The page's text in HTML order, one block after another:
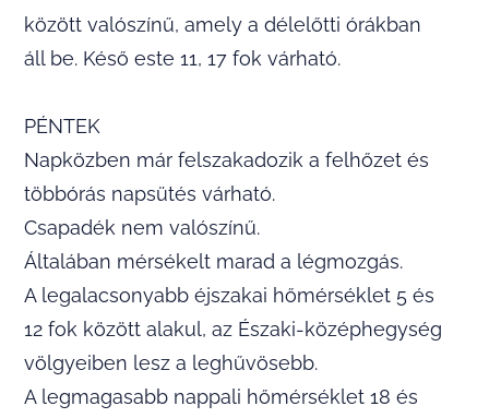
között valószínű, amely a délelőtti órákban
áll be. Késő este 11, 17 fok várható.
PÉNTEK
Napközben már felszakadozik a felhőzet és
többórás napsütés várható.
Csapadék nem valószínű.
Általában mérsékelt marad a légmozgás.
A legalacsonyabb éjszakai hőmérséklet 5 és
12 fok között alakul, az Északi-középhegység
völgyeiben lesz a leghűvösebb.
A legmagasabb nappali hőmérséklet 18 és